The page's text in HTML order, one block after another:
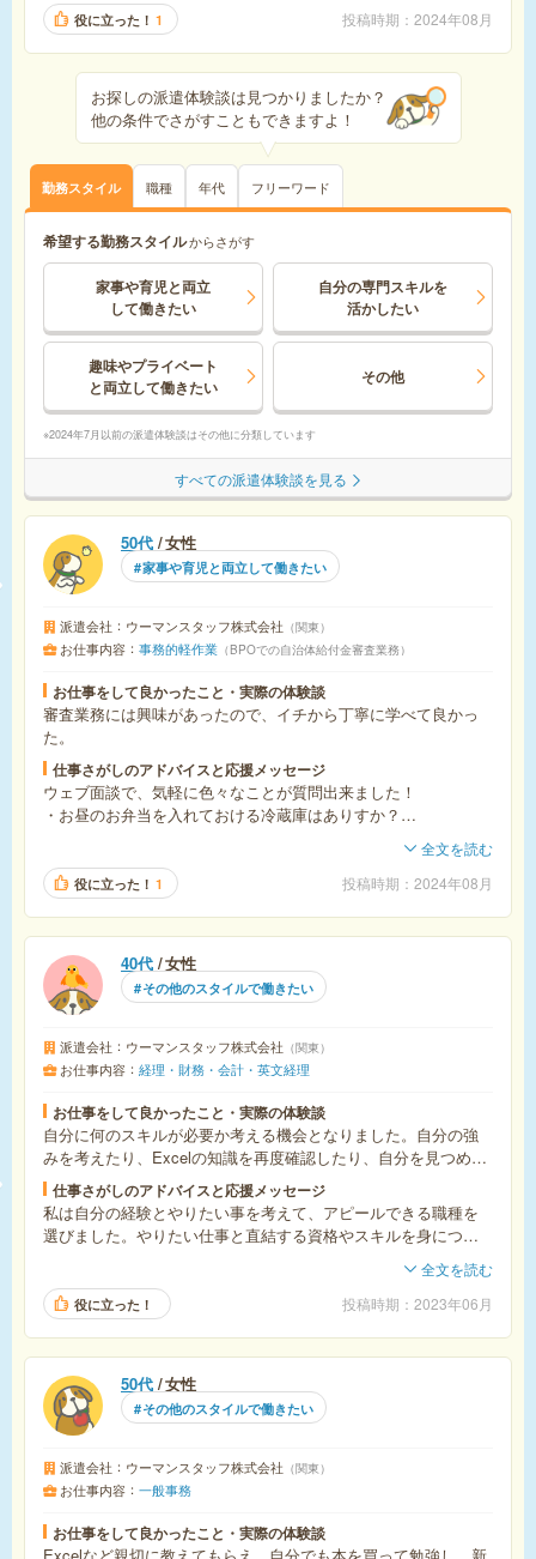
役に立った！ 1 投稿時期 2024年08月
お探しの派遣体験談は見つかりましたか？
他の条件でさがすこともできますよ！
勤務スタイル 職種 年代 フリーワード
希望する勤務スタイルからさがす
家事や育児と両立
して働きたい
自分の専門スキルを
活かしたい
趣味やプライベート
と両立して働きたい その他
2024年7月以前の派遣体験談はその他に分類しています
すべての派遣体験談を見る
50代 女性
家事や育児と両立して働きたい
派遣会社 ウーマンスタッフ株式会社 関東
お仕事内容 事務的軽作業 BPOでの自治体給付金審査業務
お仕事をして良かったこと・実際の体験談
審査業務には興味があったので、イチから丁寧に学べて良かっ
た。
仕事さがしのアドバイスと応援メッセージ
ウェブ面談で、気軽に色々なことが質問出来ました！
・お昼のお弁当を入れておける冷蔵庫はありすか？
採用かどうかもわからないのに、こんな事聞いても良いのか
な？と心配していたけど、思い切って聞いておくと始業までの
全文を読む
役に立った！ 1 投稿時期 2024年08月
40代 女性
その他のスタイルで働きたい
派遣会社 ウーマンスタッフ株式会社 関東
お仕事内容 経理・財務・会計・英文経理
お仕事をして良かったこと・実際の体験談
自分に何のスキルが必要か考える機会となりました。自分の強
みを考えたり、Excelの知識を再度確認したり、自分を見つめ直
すいい機会となりました。
仕事さがしのアドバイスと応援メッセージ
私は自分の経験とやりたい事を考えて、アピールできる職種を
選びました。やりたい仕事と直結する資格やスキルを身につけ
また掲載されてすぐに応募した方が他の人で決まる前に動ける
のでいいと思います。
全文を読む
役に立った！ 投稿時期 2023年06月
50代 女性
その他のスタイルで働きたい
派遣会社 ウーマンスタッフ株式会社 関東
お仕事内容 一般事務
お仕事をして良かったこと・実際の体験談